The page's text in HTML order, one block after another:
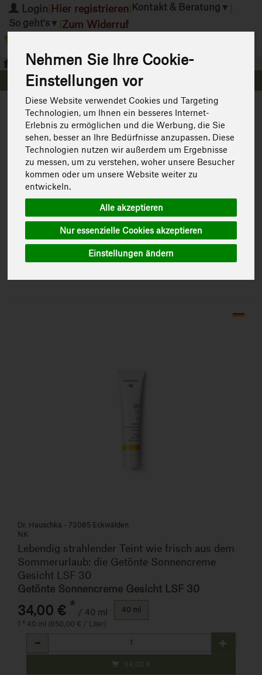
Nehmen Sie Ihre Cookie-
Einstellungen vor
Diese Website verwendet Cookies und Targeting
Technologien, um Ihnen ein besseres Internet-
Erlebnis zu ermöglichen und die Werbung, die Sie
sehen, besser an Ihre Bedürfnisse anzupassen. Diese
Technologien nutzen wir außerdem um Ergebnisse
zu messen, um zu verstehen, woher unsere Besucher
kommen oder um unsere Website weiter zu
entwickeln.
Alle akzeptieren
Nur essenzielle Cookies akzeptieren
Einstellungen ändern
Login Hier registrieren Kontakt & Beratung ▼
So geht's ▼ Zum Widerruf
Körperpflege
Sonnenpflege
Hauschka
Sonnenpflege
1 von 1598
12
Dr. Hauschka - 73085 Eckwälden
NK
Lebendig strahlender Teint wie frisch aus dem
Sommerurlaub: die Getönte Sonnencreme
Gesicht LSF 30
Getönte Sonnencreme Gesicht LSF 30
34,00 € * / 40 ml
1 * 40 ml (850,00 € / Liter)
40 ml
Anzahl
34,00 €